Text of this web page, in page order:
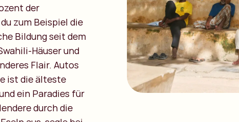
der
zum Beispiel die
Bildung seit dem
Häuser und
Flair. Autos
ist die älteste
ein Paradies für
durch die